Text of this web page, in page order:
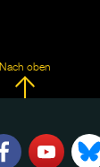
Nach oben